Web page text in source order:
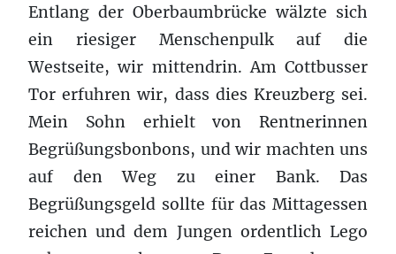
Entlang der Oberbaumbrücke wälzte sich
ein riesiger Menschenpulk auf die
Westseite, wir mittendrin. Am Cottbusser
Tor erfuhren wir, dass dies Kreuzberg sei.
Mein Sohn erhielt von Rentnerinnen
Begrüßungsbonbons, und wir machten uns
auf den Weg zu einer Bank. Das
Begrüßungsgeld sollte für das Mittagessen
reichen und dem Jungen ordentlich Lego